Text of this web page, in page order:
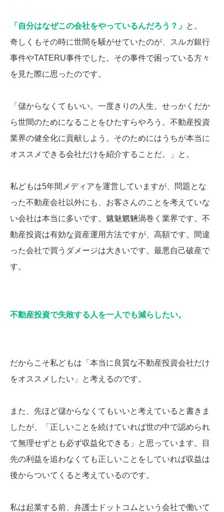
「自分はなぜこの会社をやっているんだろう？」 と。
奇しくもその時に世間を騒がせていたのが、スルガ銀行
事件やTATERU事件でした。その事件で困っている方々
を見た際に思ったのです。
「儲からなくてもいい。一度きりの人生。せっかくだか
ら世間のためになることをひたすらやろう。不動産投資
業界の健全化に貢献しよう。そのためにはうちが本当に
オススメできる会社だけを紹介することだ。」と。
私どもは5年間メディアを運営していますが、問題とな
った不動産会社以外にも、お客さんのことを考えていな
い会社は本当に多いです。魑魅魍魎渦巻く業界です。不
動産投資は有効な資産運用方法ですが、高額です。間違
った会社で買うダメージは大きいです。最悪自己破産で
す。
不動産投資で失敗する人を一人でも減らしたい。
だからこそ私どもは「本当に良質な不動産投資会社だけ
をオススメしたい」と考えるのです。
また、先ほど儲からなくてもいいと考えていると書きま
したが、「正しいことを続けていれば世の中で認められ
て無理せずとも必ず収益化できる」と思っています。目
先の利益を追わなくても正しいことをしていれば収益は
後からついてくると考えているのです。
私は起業する前、弁護士ドットコムという会社で働いて